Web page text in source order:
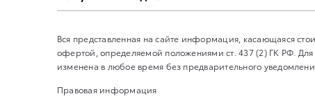
Вся представленная на сайте информация, касающаяся
офертой, определяемой положениями ст. 437 (2) ГК РФ.
изменена в любое время без предварительного
Правовая информация